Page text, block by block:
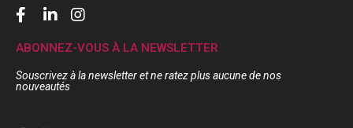
ABONNEZ-VOUS À LA NEWSLETTER
Souscrivez à la newsletter et ne ratez plus aucune de nos
nouveautés